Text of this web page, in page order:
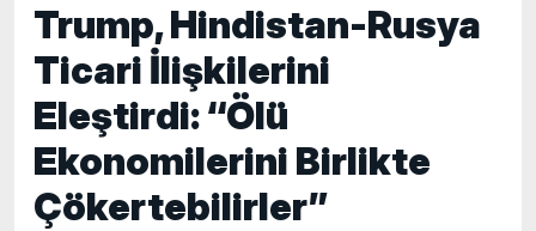
Trump, Hindistan-Rusya
Ticari İlişkilerini
Eleştirdi: “Ölü
Ekonomilerini Birlikte
Çökertebilirler”